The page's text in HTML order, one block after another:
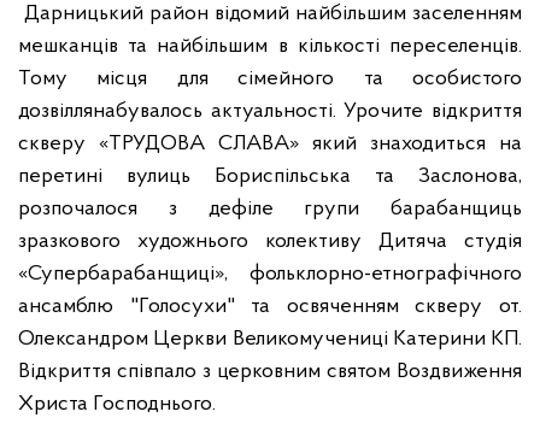
Дарницький район відомий найбільшим заселенням
мешканців та найбільшим в кількості переселенців.
Тому місця для сімейного та особистого
дозвіллянабувалось актуальності. Урочите відкриття
скверу «ТРУДОВА СЛАВА» який знаходиться на
перетині вулиць Бориспільська та Заслонова,
розпочалося з дефіле групи барабанщиць
зразкового художнього колективу Дитяча студія
«Супербарабанщиці», фольклорно-етнографічного
ансамблю "Голосухи" та освяченням скверу от.
Олександром Церкви Великомучениці Катерини КП.
Відкриття співпало з церковним святом Воздвиження
Христа Господнього.